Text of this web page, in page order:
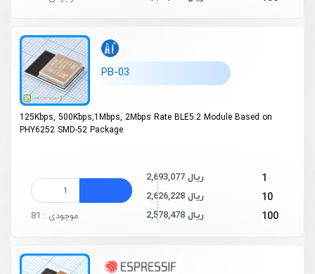
PB-03
125Kbps, 500Kbps,1Mbps, 2Mbps Rate BLE5.2 Module Based on
PHY6252 SMD-52 Package
1 2,693,077 ریال
10 2,626,228 ریال
100 2,578,478 ریال موجودی : 81